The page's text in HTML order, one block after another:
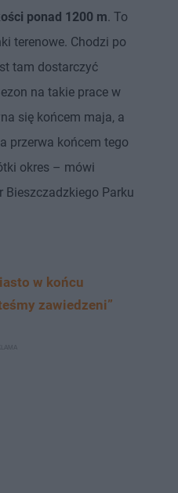
ponad 1200 m. To
terenowe. Chodzi po
tam dostarczyć
na takie prace w
się końcem maja, a
przerwa końcem tego
okres – mówi
Bieszczadzkiego Parku
w końcu
zawiedzeni”